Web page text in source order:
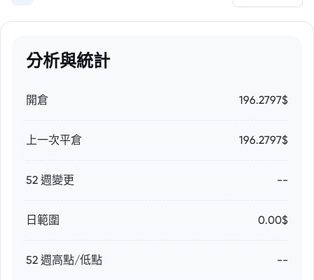
分析與統計
開倉 196.2797$
上一次平倉 196.2797$
52 週變更 --
日範圍 0.00$
52 週高點/低點 --